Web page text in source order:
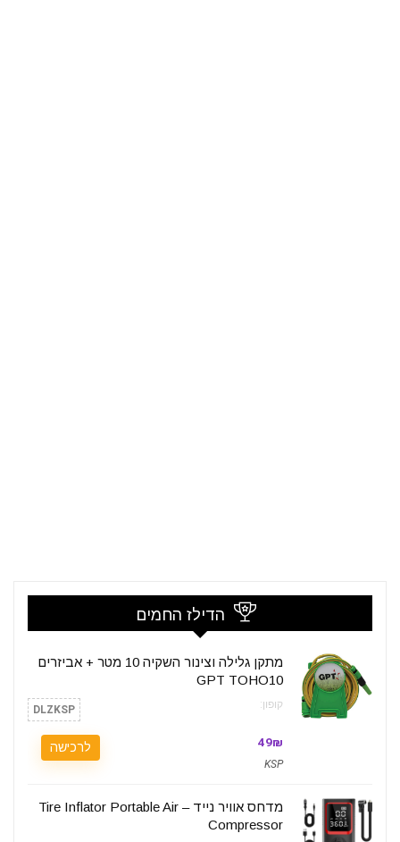
הדילז החמים
מתקן גלילה וצינור השקיה 10 מטר + אביזרים
GPT TOHO10
קופון: DLZKSP
49₪
KSP
לרכישה
מדחס אוויר נייד – Tire Inflator Portable Air
Compressor